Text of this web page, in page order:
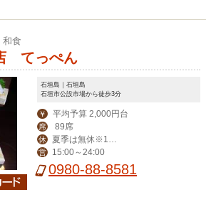
和食
てっぺん
石垣島｜石垣島
石垣市公設市場から徒歩3分
￥ 平均予算 2,000円台
席 89席
休
月～毎週水曜定休
営 15:00～24:00
0980-88-8581